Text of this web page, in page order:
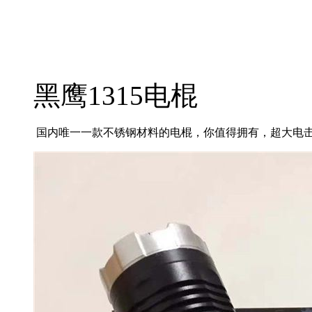
黑鹰1315电棍
国内唯一一款不锈钢材料的电棍，你值得拥有，超大电